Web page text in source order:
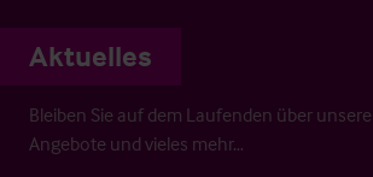
Aktuelles
Bleiben Sie auf dem Laufenden über
Angebote und vieles mehr…